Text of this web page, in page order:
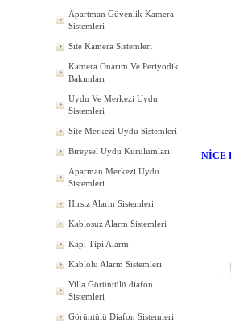
Apartman Güvenlik Kamera
Sistemleri
Site Kamera Sistemleri
Kamera Onarım Ve Periyodik
Bakımları
Uydu Ve Merkezi Uydu
Sistemleri
Site Merkezi Uydu Sistemleri
Bireysel Uydu Kurulumları
Aparman Merkezi Uydu
Sistemleri
Hırsız Alarm Sistemleri
Kablosuz Alarm Sistemleri
Kapı Tipi Alarm
Kablolu Alarm Sistemleri
Villa Görüntülü diafon
Sistemleri
Görüntülü Diafon Sistemleri
NİCE